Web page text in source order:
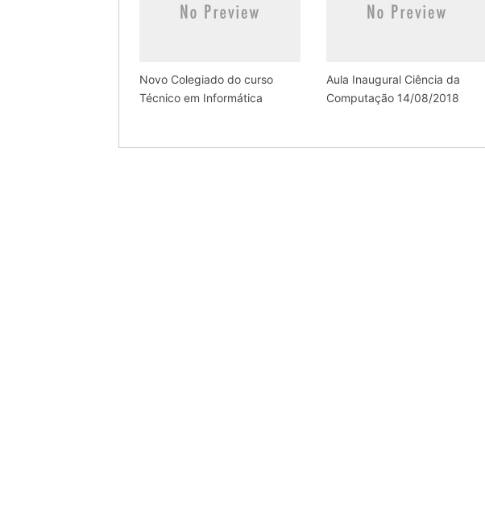
Novo Colegiado do curso
Técnico em Informática
Aula Inaugural Ciência da
Computação 14/08/2018